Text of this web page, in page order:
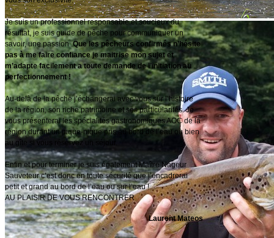
Je suis un professionnel responsable et soucieux du
résultat, je suis guide de pêche pour communiquer un
savoir, une passion .Que les pêcheurs confirmés n’hésite
pas à me faire confiance je maitrise mon sujet et
m’adapte facilement a toute demande de l’initiation au
perfectionnement !
Au-delà de la pêche j’échangerai avec vous sur l’histoire
de la région, son riche patrimoine et ses particularités. Je
vous présenterai les spécialités gastronomiques AOC de la
région durant un pique-nique pris au bord de l’eau ou bien
au gîte si vous réservez un séjour.
Enfin et pour terminer je suis également Maître Nageur
Sauveteur c’est donc en toute sécurité que j’encadrerai
petit et grand au bord de l’eau ou sur l’eau !
AU PLAISIR DE VOUS RENCONTRER
Laurent Mateos